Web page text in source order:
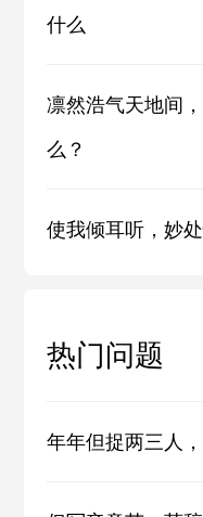
什么
凛然浩气天地间
么？
使我倾耳听，妙
热门问题
年年但捉两三人